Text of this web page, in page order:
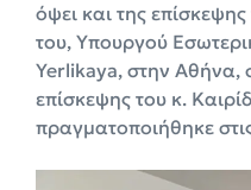
όψει και της
του, Υπουργού
Yerlikaya, στην Αθήνα,
επίσκεψης του κ.
πραγματοποιήθηκε